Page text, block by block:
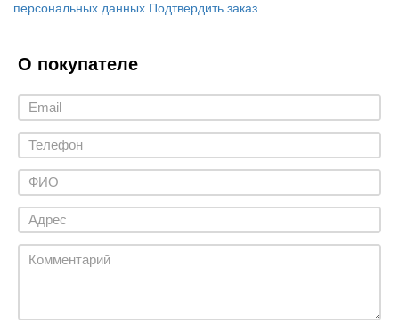
персональных данных Подтвердить заказ
О покупателе